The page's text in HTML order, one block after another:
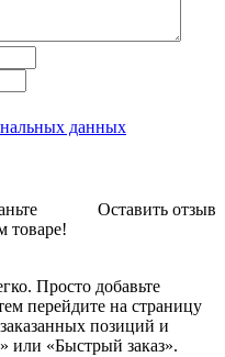
данных
Оставить отзыв
товаре!
Просто добавьте
перейдите на страницу
позиций и
или «Быстрый заказ».